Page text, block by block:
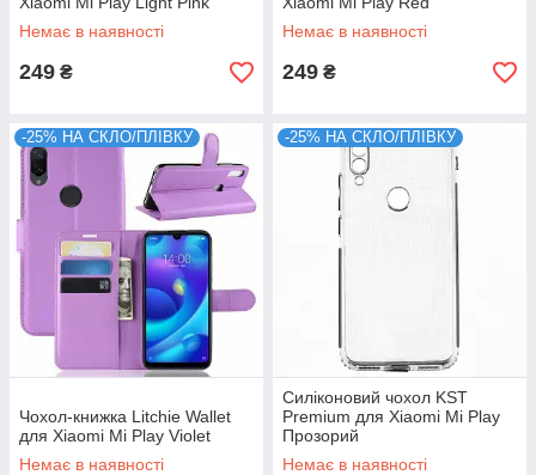
Немає в наявності
249 ₴
Немає в наявності
249 ₴
-25% НА СКЛО/ПЛІВКУ
Чохол-книжка Litchie Wallet
для Xiaomi Mi Play Violet
Немає в наявності
-25% НА СКЛО/ПЛІВКУ
Силіконовий чохол KST
Premium для Xiaomi Mi Play
Прозорий
Немає в наявності